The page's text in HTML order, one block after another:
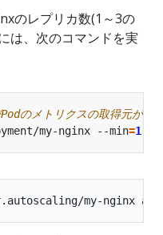
のレプリカ数(1～3の
は、次のコマンドを実
のメトリクスの取得元が必
my-nginx --min=1